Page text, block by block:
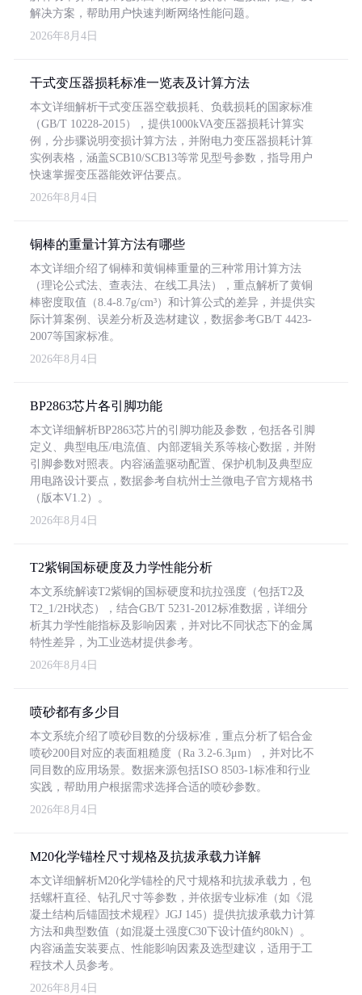
解决方案，帮助用户快速判断网络性能问题。
2026年8月4日
干式变压器损耗标准一览表及计算方法
本文详细解析干式变压器空载损耗、负载损耗的国家标准
（GB/T 10228-2015），提供1000kVA变压器损耗计算实
例，分步骤说明变损计算方法，并附电力变压器损耗计算
实例表格，涵盖SCB10/SCB13等常见型号参数，指导用户
快速掌握变压器能效评估要点。
2026年8月4日
铜棒的重量计算方法有哪些
本文详细介绍了铜棒和黄铜棒重量的三种常用计算方法
（理论公式法、查表法、在线工具法），重点解析了黄铜
棒密度取值（8.4-8.7g/cm³）和计算公式的差异，并提供实
际计算案例、误差分析及选材建议，数据参考GB/T 4423-
2007等国家标准。
2026年8月4日
BP2863芯片各引脚功能
本文详细解析BP2863芯片的引脚功能及参数，包括各引脚
定义、典型电压/电流值、内部逻辑关系等核心数据，并附
引脚参数对照表。内容涵盖驱动配置、保护机制及典型应
用电路设计要点，数据参考自杭州士兰微电子官方规格书
（版本V1.2）。
2026年8月4日
T2紫铜国标硬度及力学性能分析
本文系统解读T2紫铜的国标硬度和抗拉强度（包括T2及
T2_1/2H状态），结合GB/T 5231-2012标准数据，详细分
析其力学性能指标及影响因素，并对比不同状态下的金属
特性差异，为工业选材提供参考。
2026年8月4日
喷砂都有多少目
本文系统介绍了喷砂目数的分级标准，重点分析了铝合金
喷砂200目对应的表面粗糙度（Ra 3.2-6.3μm），并对比不
同目数的应用场景。数据来源包括ISO 8503-1标准和行业
实践，帮助用户根据需求选择合适的喷砂参数。
2026年8月4日
M20化学锚栓尺寸规格及抗拔承载力详解
本文详细解析M20化学锚栓的尺寸规格和抗拔承载力，包
括螺杆直径、钻孔尺寸等参数，并依据专业标准（如《混
凝土结构后锚固技术规程》JGJ 145）提供抗拔承载力计算
方法和典型数值（如混凝土强度C30下设计值约80kN）。
内容涵盖安装要点、性能影响因素及选型建议，适用于工
程技术人员参考。
2026年8月4日